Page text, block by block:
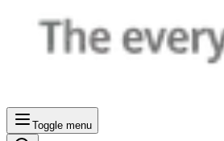
Toggle menu